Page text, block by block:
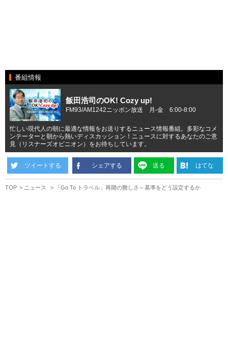
番組情報
飯田浩司のOK! Cozy up!
FM93/AM1242ニッポン放送 月-金 6:00-8:00
忙しい現代人の朝に最適な情報をお送りするニュース情報番組。多彩なコメ
ンテーターと朝から熱いディスカッション！ニュースに対するあなたのご意
見（リスナーズオピニオン）をお待ちしています。
ツイートする シェアする 送る はてな
TOP ニュース 「Go To トラベル」再開の難しさ～基準をどう設定するか